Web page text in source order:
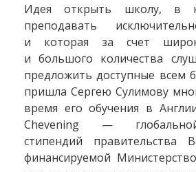
Идея открыть школу, в
преподавать
и которая за счет
и большого количества
предложить доступные всем
пришла Сергею Сулимову
время его обучения в
Chevening —
стипендий правительства
финансируемой